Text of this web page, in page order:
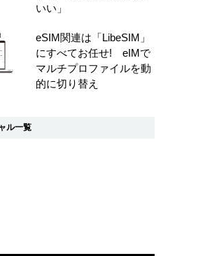
いい」
eSIM関連は「LibeSIM」
にすべてお任せ! eIMで
マルチプロファイルを動
的に切り替え
ル一覧